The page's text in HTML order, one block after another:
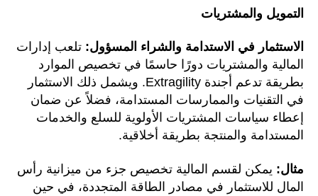
التمويل والمشتريات
الاستثمار في الاستدامة والشراء المسؤول: تلعب إدارات
المالية والمشتريات دورًا حاسمًا في تخصيص الموارد
بطريقة تدعم أجندة Extragility. ويشمل ذلك الاستثمار
في التقنيات والممارسات المستدامة، فضلاً عن ضمان
إعطاء سياسات المشتريات الأولوية للسلع والخدمات
المستدامة والمنتجة بطريقة أخلاقية.
مثال: يمكن لقسم المالية تخصيص جزء من ميزانية رأس
المال للاستثمار في مصادر الطاقة المتجددة، في حين